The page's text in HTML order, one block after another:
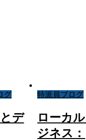
グ
デ
特派員ブログ
ローカ
ジネス：